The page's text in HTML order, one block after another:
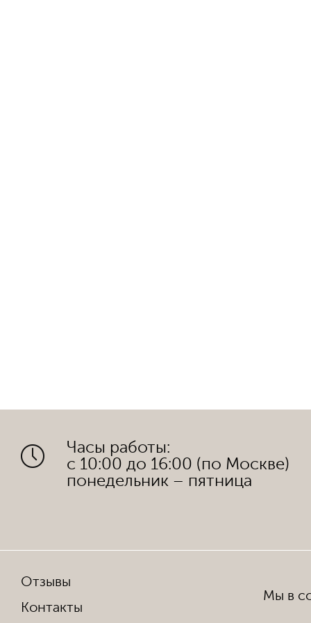
Часы работы:
с 10:00 до 16:00 (по Москве)
понедельник – пятница
Отзывы
Контакты
Мы в